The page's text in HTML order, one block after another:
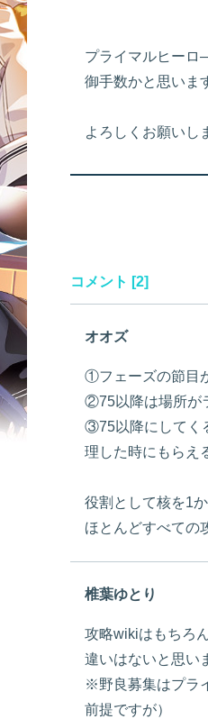
プライマルヒーロ
御手数かと思いま
よろしくお願いし
コメント [2]
オオズ
①フェーズの節目
②75以降は場所が
③75以降にしてく
理した時にもらえ
役割として核を1
ほとんどすべての
椎葉ゆとり
攻略wikiはもちろ
違いはないと思い
※野良募集はプラ
前提ですが）